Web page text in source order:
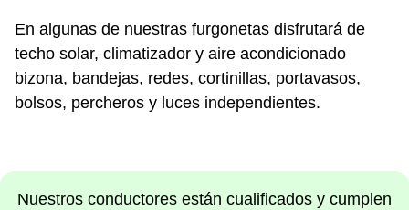
En algunas de nuestras furgonetas disfrutará de
techo solar, climatizador y aire acondicionado
bizona, bandejas, redes, cortinillas, portavasos,
bolsos, percheros y luces independientes.
Nuestros conductores están cualificados y cumplen